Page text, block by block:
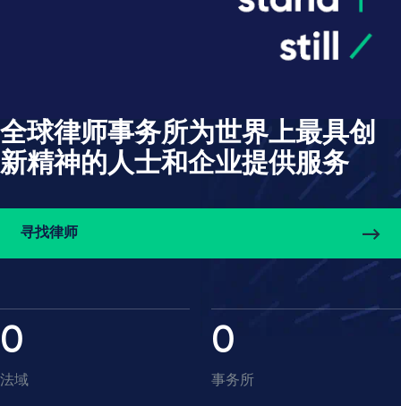
全球律师事务所为世界上最具创
新精神的人士和企业提供服务
寻找律师
0
法域
0
事务所